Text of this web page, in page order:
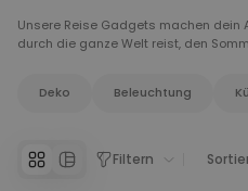
Spritz Glas mit
16,99 €
Personalisierbar
Unsere Reise Gadgets machen dein
durch die ganze Welt reist, den
die dein Abenteuer leichter machen
Deko Beleuchtung
Filtern